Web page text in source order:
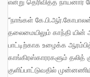
“நாங்கள் கே.பி.ஆர்.கோபாலன் தலைமை யிலும் ஏ.கே.கோபாலன்
தலைமையிலும் காந்தி யின்
பாட்டிற்காக உழைக்க
காங்கிரஸ்காரரகளும்
குளிப்பாட்டுவதில்